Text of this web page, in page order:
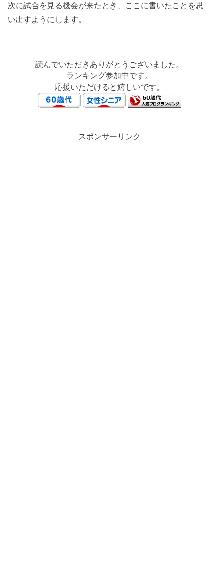
次に試合を見る機会が来たとき、ここに書いたことを思
い出すようにします。
読んでいただきありがとうございました。
ランキング参加中です。
応援いただけると嬉しいです。
スポンサーリンク